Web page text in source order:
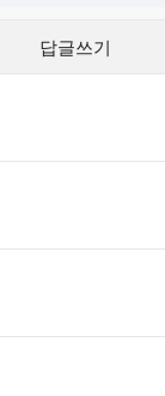
답글쓰기